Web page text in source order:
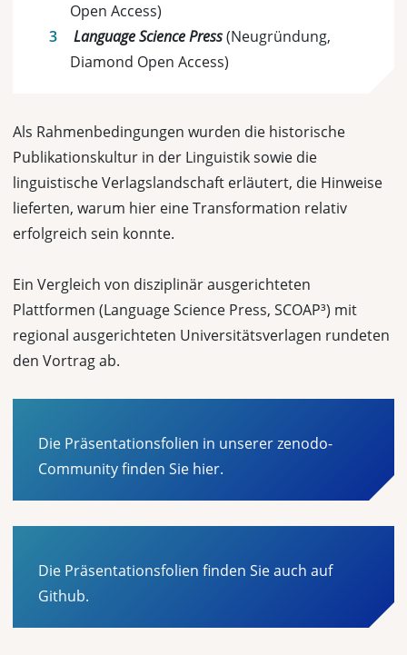
Open Access)
Language Science Press(Neugründung,
Diamond Open Access)
Als Rahmenbedingungen wurden die historische
Publikationskultur in der Linguistik sowie die
linguistische Verlagslandschaft erläutert, die Hinweise
lieferten, warum hier eine Transformation relativ
erfolgreich sein konnte.
Ein Vergleich von disziplinär ausgerichteten
Plattformen (Language Science Press, SCOAP³) mit
regional ausgerichteten Universitätsverlagen rundeten
den Vortrag ab.
Die Präsentationsfolien in unserer zenodo-
Community finden Sie hier.
Die Präsentationsfolien finden Sie auch auf
Github.